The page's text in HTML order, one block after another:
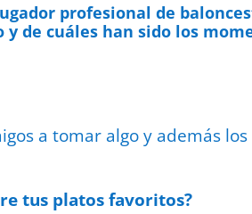
profesional de
de cuáles han sido los
a tomar algo y además
tus platos favoritos?